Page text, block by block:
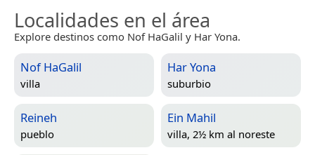
Localidades en el área
Explore destinos como Nof HaGalil y Har Yona.
Nof HaGalil
villa
Har Yona
suburbio
Reineh
pueblo
Ein Mahil
villa, 2½ km al noreste